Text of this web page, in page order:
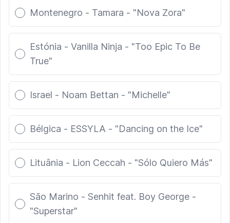
Montenegro - Tamara - "Nova Zora"
Estónia - Vanilla Ninja - "Too Epic To Be
True"
Israel - Noam Bettan - "Michelle"
Bélgica - ESSYLA - "Dancing on the Ice"
Lituânia - Lion Ceccah - "Sólo Quiero Más"
São Marino - Senhit feat. Boy George -
"Superstar"